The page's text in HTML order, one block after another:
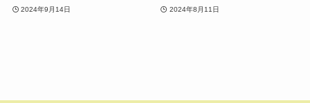
2024年9月14日 2024年8月11日